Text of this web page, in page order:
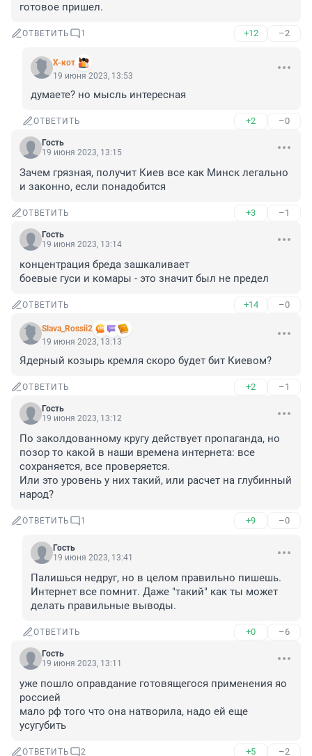
готовое пришел.
ОТВЕТИТЬ 1 +12 –2
X-кот
19 июня 2023, 13:53
думаете? но мысль интересная
ОТВЕТИТЬ +2 –0
Гость
19 июня 2023, 13:15
Зачем грязная, получит Киев все как Минск легально
и законно, если понадобится
ОТВЕТИТЬ +3 –1
Гость
19 июня 2023, 13:14
концентрация бреда зашкаливает
боевые гуси и комары - это значит был не предел
ОТВЕТИТЬ +14 –0
Slava_Rossii2
19 июня 2023, 13:13
Ядерный козырь кремля скоро будет бит Киевом?
ОТВЕТИТЬ +2 –1
Гость
19 июня 2023, 13:12
По заколдованному кругу действует пропаганда, но
позор то какой в наши времена интернета: все
сохраняется, все проверяется.
Или это уровень у них такий, или расчет на глубинный
народ?
ОТВЕТИТЬ 1 +9 –0
Гость
19 июня 2023, 13:41
Палишься недруг, но в целом правильно пишешь.
Интернет все помнит. Даже "такий" как ты может
делать правильные выводы.
ОТВЕТИТЬ +0 –6
Гость
19 июня 2023, 13:11
уже пошло оправдание готовящегося применения яо
россией
мало рф того что она натворила, надо ей еще
усугубить
ОТВЕТИТЬ 2 +5 –2